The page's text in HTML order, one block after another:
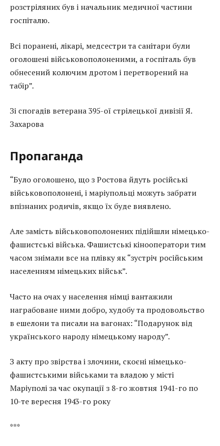
розстріляних був і начальник медичної частини
госпіталю.
Всі поранені, лікарі, медсестри та санітари були
оголошені військовополоненими, а госпіталь був
обнесений колючим дротом і перетворений на
табір”.
Зі спогадів ветерана 395-ої стрілецької дивізії Я.
Захарова
Пропаганда
“Було оголошено, що з Ростова йдуть російські
військовополонені, і маріупольці можуть забрати
впізнаних родичів, якщо їх буде виявлено.
Але замість військовополонених підійшли німецько-
фашистські війська. Фашистські кінооператори тим
часом знімали все на плівку як “зустріч російським
населенням німецьких військ”.
Часто на очах у населення німці вантажили
награбоване ними добро, худобу та продовольство
в ешелони та писали на вагонах: “Подарунок від
українського народу німецькому народу”.
З акту про звірства і злочини, скоєні німецько-
фашистськими військами та владою у місті
Маріуполі за час окупації з 8-го жовтня 1941-го по
10-те вересня 1943-го року
***